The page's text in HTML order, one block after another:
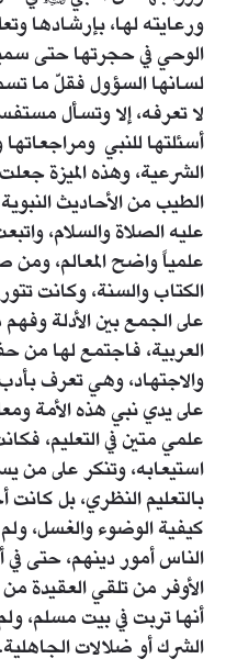
ورعايته لها، بإرشادها
الوحي في حجرتها حتى
لسانها السؤول فقلّ ما
لا تعرفه، إلا وتسأل
أسئلتها للنبي
الشرعية، وهذه الميزة
الطيب من الأحاديث
عليه الصلاة والسلام،
علمياً واضح المعالم، ومن
الكتاب والسنة، وكانت
على الجمع بين الأدلة
العربية، فاجتمع لها من
والاجتهاد، وهي تعرف
على يدي نبي هذه الأمة
علمي متين في التعليم،
استيعابه، وتنكر على من
بالتعليم النظري، بل كانت
كيفية الوضوء والغسل،
الناس أمور دينهم، حتى
الأوفر من تلقي العقيدة
أنها تربت في بيت مسلم،
الشرك أو ضلالات الجاهلية.